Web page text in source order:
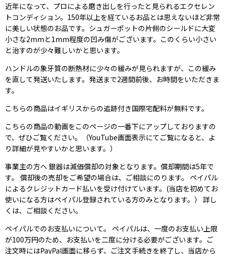
近年になって、プロによる磨き出しを行ったと見られるエクセレン
トコンディション。150年以上を経ているお品とは思えないほど非常
に美しい状態のお品です。シュガーポットの片側のシールドに大変
小さな2mmと1mm程度の凹み傷がございます。このくらい小さい
と治すのが少々難しいかと思います。
ハンドルの象牙質の断熱材に少々の緩みが見られますが、この緩み
を直して発送いたします。発送まで2週間前後、お時間をいただきま
す。
こちらの商品はイギリスからの追跡付き国際宅配料が無料です。
こちらの商品の動画をこのページの一番下にアップしておりますの
で、ぜひご覧ください。（YouTube画面表示にてご覧になると、よ
り詳細が見やすいかと思います。）
事業主の方へ 銀器は減価償却の対象となります。償却期間は5年で
す。 償却後の売却をご希望の場合は、ご相談にのります。 ペイパル
によるクレジットカード払いを受け付けています。(当店を初めてお
使いになる方はペイパル登録されている方のみとなります。） 詳し
くは、ご相談ください。
ペイパルでのお支払いについて。 ペイパルは、一度のお支払い上限
が100万円のため、お支払いを二度に分ける必要がございます。ご
注文時にはPayPal画面に移らず、ご注文手続きを終了し、当店から